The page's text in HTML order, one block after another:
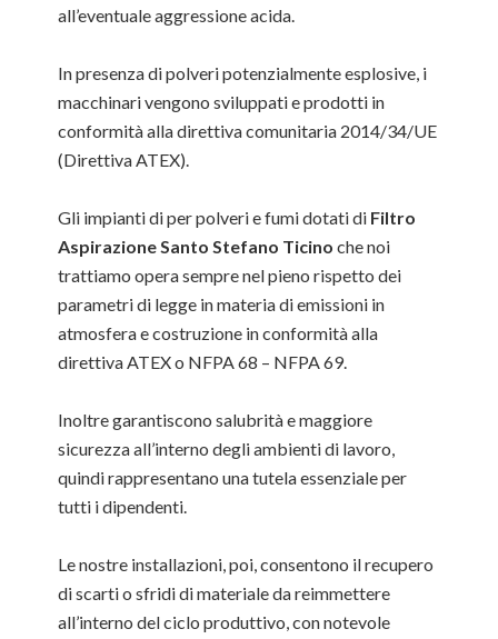
all’eventuale aggressione acida.
In presenza di polveri potenzialmente esplosive, i
macchinari vengono sviluppati e prodotti in
conformità alla direttiva comunitaria 2014/34/UE
(Direttiva ATEX).
Gli impianti di per polveri e fumi dotati di Filtro
Aspirazione Santo Stefano Ticino che noi
trattiamo opera sempre nel pieno rispetto dei
parametri di legge in materia di emissioni in
atmosfera e costruzione in conformità alla
direttiva ATEX o NFPA 68 – NFPA 69.
Inoltre garantiscono salubrità e maggiore
sicurezza all’interno degli ambienti di lavoro,
quindi rappresentano una tutela essenziale per
tutti i dipendenti.
Le nostre installazioni, poi, consentono il recupero
di scarti o sfridi di materiale da reimmettere
all’interno del ciclo produttivo, con notevole